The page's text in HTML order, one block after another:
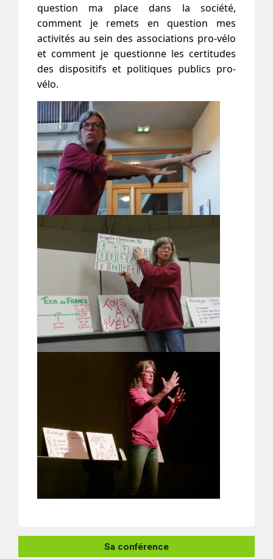
question ma place dans la société,
comment je remets en question mes
activités au sein des associations pro-vélo
et comment je questionne les certitudes
des dispositifs et politiques publics pro-
vélo.
Sa conférence